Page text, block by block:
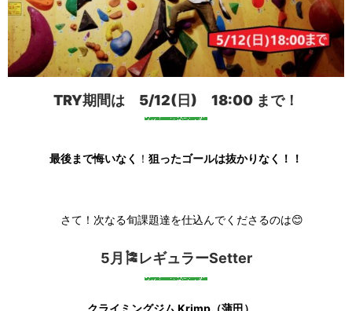
TRY期間は 5/12(日) 18:00 まで！
最後まで悔いなく ！ 狙ったゴールは抜かりなく！！
さて！次なる旬課題達を仕込んでくださるのは😊
5月🎏レギュラーSetter
クライミングジム Krimp（蒲田）